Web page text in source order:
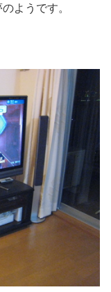
ようです。